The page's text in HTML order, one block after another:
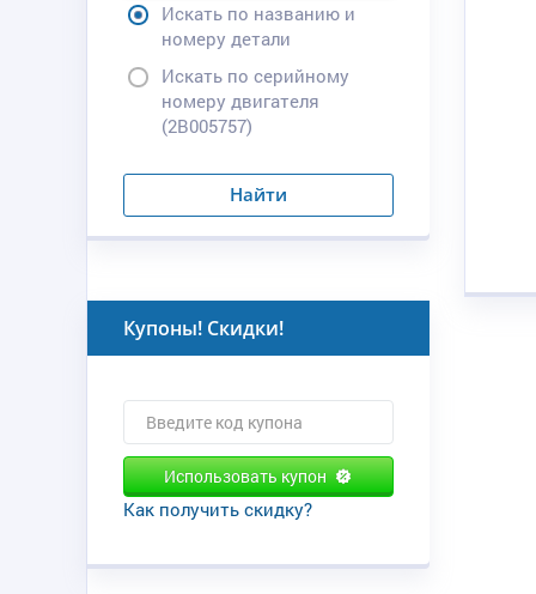
Искать по названию и
номеру детали
Искать по серийному
номеру двигателя
(2B005757)
Найти
Купоны! Скидки!
Использовать купон
Как получить скидку?